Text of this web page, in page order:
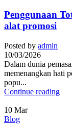
Penggunaan
alat promosi
Posted by admin
10/03/2026
Dalam dunia
memenangkan hati
popu...
Continue reading
10 Mar
Blog